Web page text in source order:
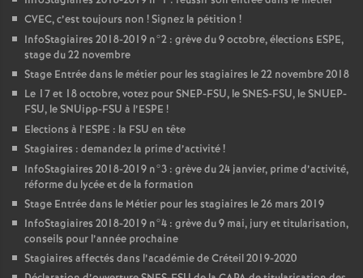
CVEC, c’est toujours non ! Signez la pétition !
InfoStagiaires 2018-2019 n°2 : grève du 9 octobre, élections ESPE,
stage du 22 novembre
Stage Entrée dans le métier pour les stagiaires le 22 novembre 2018
Le 17 et 18 octobre, votez pourSNEP-FSU, leSNES-FSU, leSNUEP-
FSU, le SNUipp-FSU à l’ESPE !
Elections à l’ESPE : la FSU en tête
Stagiaires : demandez la prime d’activité!
InfoStagiaires 2018-2019 n°3 : grève du 24 janvier, prime d’activité,
réforme du lycée et de la formation
Stage Entrée dans le Métier pour les stagiaires le 26 mars 2019
InfoStagiaires 2018-2019 n°4 : grève du 9 mai, jury et titularisation,
conseils pour l’année prochaine
Stagiaires affectés dans l’académie de Créteil 2019-2020